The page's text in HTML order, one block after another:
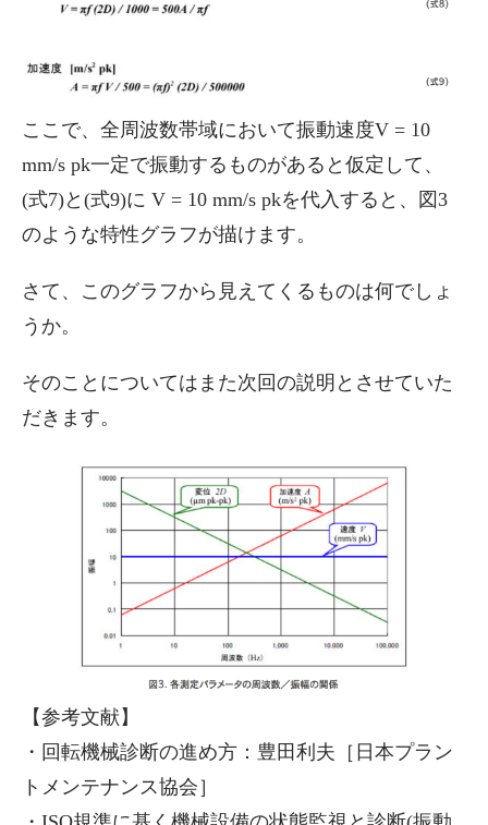
ここで、全周波数帯域において振動速度V = 10
mm/s pk一定で振動するものがあると仮定して、
(式7)と(式9)に V = 10 mm/s pkを代入すると、図3
のような特性グラフが描けます。
さて、このグラフから見えてくるものは何でしょ
うか。
そのことについてはまた次回の説明とさせていた
だきます。
【参考文献】
・回転機械診断の進め方：豊田利夫［日本プラン
トメンテナンス協会］